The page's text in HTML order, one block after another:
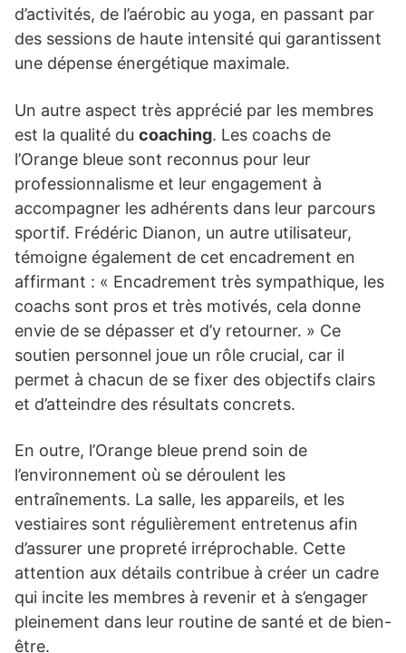
d’activités, de l’aérobic au yoga, en passant par
des sessions de haute intensité qui garantissent
une dépense énergétique maximale.
Un autre aspect très apprécié par les membres
est la qualité du coaching. Les coachs de
l’Orange bleue sont reconnus pour leur
professionnalisme et leur engagement à
accompagner les adhérents dans leur parcours
sportif. Frédéric Dianon, un autre utilisateur,
témoigne également de cet encadrement en
affirmant : « Encadrement très sympathique, les
coachs sont pros et très motivés, cela donne
envie de se dépasser et d’y retourner. » Ce
soutien personnel joue un rôle crucial, car il
permet à chacun de se fixer des objectifs clairs
et d’atteindre des résultats concrets.
En outre, l’Orange bleue prend soin de
l’environnement où se déroulent les
entraînements. La salle, les appareils, et les
vestiaires sont régulièrement entretenus afin
d’assurer une propreté irréprochable. Cette
attention aux détails contribue à créer un cadre
qui incite les membres à revenir et à s’engager
pleinement dans leur routine de santé et de bien-
être.